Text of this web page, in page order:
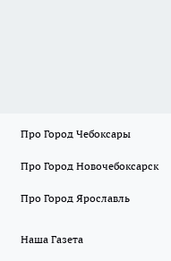
Про Город Чебоксары
Про Город Новочебоксарск
Про Город Ярославль
Наша Газета